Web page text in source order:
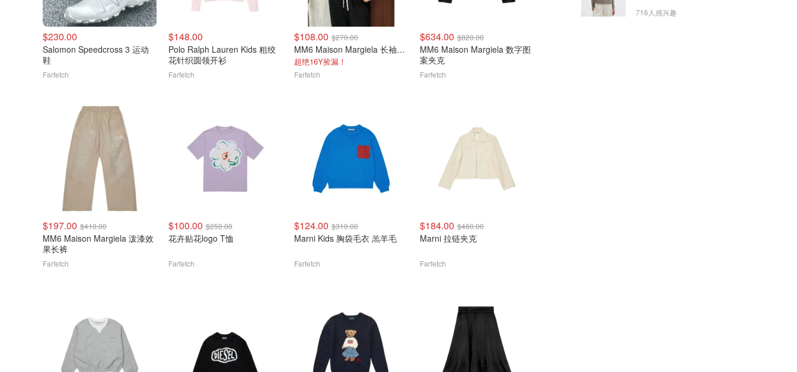
$230.00
Salomon Speedcross 3 运动
鞋
Farfetch
$148.00
Polo Ralph Lauren Kids 粗绞
花针织圆领开衫
Farfetch
$108.00 $270.00
MM6 Maison Margiela 长袖卫衣
超绝16Y捡漏！
Farfetch
$634.00 $820.00
MM6 Maison Margiela 数字图
案夹克
Farfetch
$197.00 $410.00
MM6 Maison Margiela 泼漆效
果长裤
Farfetch
$100.00 $250.00
花卉贴花logo T恤
Farfetch
$124.00 $310.00
Marni Kids 胸袋毛衣 羔羊毛
Farfetch
$184.00 $460.00
Marni 拉链夹克
Farfetch
716人感兴趣